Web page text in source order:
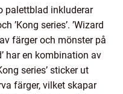
palettblad inkluderar
’Kong series’. ’Wizard
färger och mönster på
har en kombination av
series’ sticker ut
färger, vilket skapar